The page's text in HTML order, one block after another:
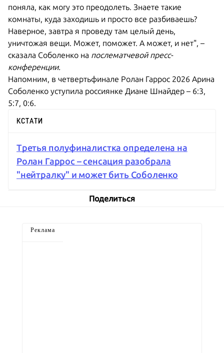
поняла, как могу это преодолеть. Знаете такие
комнаты, куда заходишь и просто все разбиваешь?
Наверное, завтра я проведу там целый день,
уничтожая вещи. Может, поможет. А может, и нет", –
сказала Соболенко на послематчевой пресс-
конференции.
Напомним, в четвертьфинале Ролан Гаррос 2026 Арина
Соболенко уступила россиянке Диане Шнайдер – 6:3,
5:7, 0:6.
КСТАТИ
Третья полуфиналистка определена на
Ролан Гаррос – сенсация разобрала
"нейтралку" и может бить Соболенко
Поделиться
Реклама